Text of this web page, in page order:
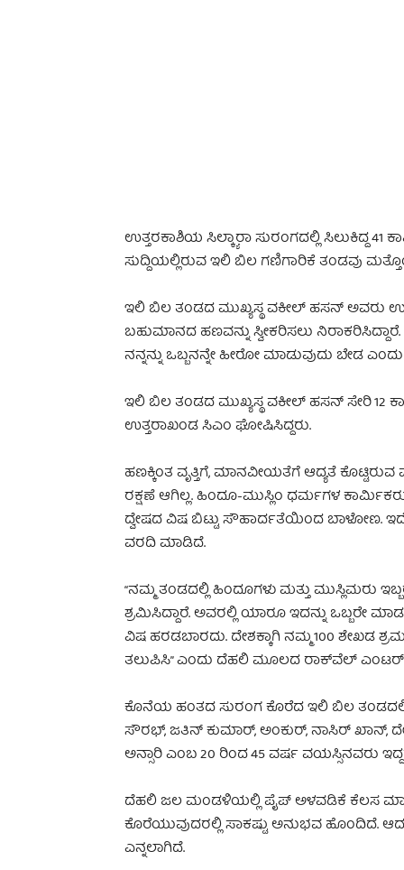
ಉತ್ತರಕಾಶಿಯ ಸಿಲ್ಕ್ಯಾರಾ ಸುರಂಗದಲ್ಲಿ ಸಿಲುಕಿದ್ದ 41
ಸುದ್ದಿಯಲ್ಲಿರುವ ಇಲಿ ಬಿಲ ಗಣಿಗಾರಿಕೆ ತಂಡವು
ಇಲಿ ಬಿಲ ತಂಡದ ಮುಖ್ಯಸ್ಥ ವಕೀಲ್ ಹಸನ್ ಅವರು
ಬಹುಮಾನದ ಹಣವನ್ನು ಸ್ವೀಕರಿಸಲು
ನನ್ನನ್ನು ಒಬ್ಬನನ್ನೇ ಹೀರೋ ಮಾಡುವುದು ಬೇಡ
ಇಲಿ ಬಿಲ ತಂಡದ ಮುಖ್ಯಸ್ಥ ವಕೀಲ್ ಹಸನ್‌ ಸೇರಿ 12
ಉತ್ತರಾಖಂಡ ಸಿಎಂ ಘೋಷಿಸಿದ್ದರು.
ಹಣಕ್ಕಿಂತ ವೃತ್ತಿಗೆ, ಮಾನವೀಯತೆಗೆ ಆದ್ಯತೆ
ರಕ್ಷಣೆ ಆಗಿಲ್ಲ. ಹಿಂದೂ-ಮುಸ್ಲಿಂ ಧರ್ಮಗಳ
ದ್ವೇಷದ ವಿಷ ಬಿಟ್ಟು ಸೌಹಾರ್ದತೆಯಿಂದ ಬಾಳೋಣ.
ವರದಿ ಮಾಡಿದೆ.
“ನಮ್ಮ ತಂಡದಲ್ಲಿ ಹಿಂದೂಗಳು ಮತ್ತು ಮುಸ್ಲಿಮರು
ಶ್ರಮಿಸಿದ್ದಾರೆ. ಅವರಲ್ಲಿ ಯಾರೂ ಇದನ್ನು ಒಬ್ಬರೇ
ವಿಷ ಹರಡಬಾರದು. ದೇಶಕ್ಕಾಗಿ ನಮ್ಮ 100 ಶೇಖಡ
ತಲುಪಿಸಿ” ಎಂದು ದೆಹಲಿ ಮೂಲದ ರಾಕ್‌ವೆಲ್
ಕೊನೆಯ ಹಂತದ ಸುರಂಗ ಕೊರೆದ ಇಲಿ ಬಿಲ
ಸೌರಭ್, ಜತಿನ್ ಕುಮಾರ್, ಅಂಕುರ್, ನಾಸಿರ್ ಖಾನ್,
ಅನ್ಸಾರಿ ಎಂಬ 20 ರಿಂದ 45 ವರ್ಷ ವಯಸ್ಸಿನವರು
ದೆಹಲಿ ಜಲ ಮಂಡಳಿಯಲ್ಲಿ ಪೈಪ್ ಅಳವಡಿಕೆ ಕೆಲಸ
ಕೊರೆಯುವುದರಲ್ಲಿ ಸಾಕಷ್ಟು ಅನುಭವ ಹೊಂದಿದೆ.
ಎನ್ನಲಾಗಿದೆ.